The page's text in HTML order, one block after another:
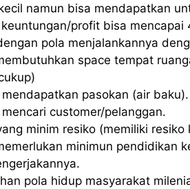
namun bisa mendapatkan
profit bisa
pola menjalankannya
space tempat
pasokan (air baku).
customer/pelanggan.
minim resiko (memiliki resiko
minimun pendidikan
pola hidup masyarakat